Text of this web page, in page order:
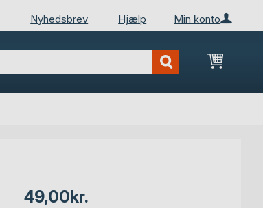
Min konto
Nyhedsbrev Hjælp
Min
49,00kr.